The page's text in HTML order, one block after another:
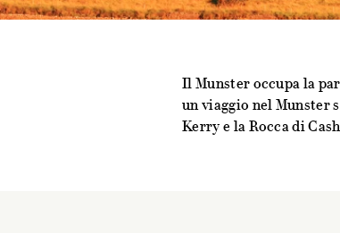
Il Munster occupa la
un viaggio nel Munster
Kerry e la Rocca di